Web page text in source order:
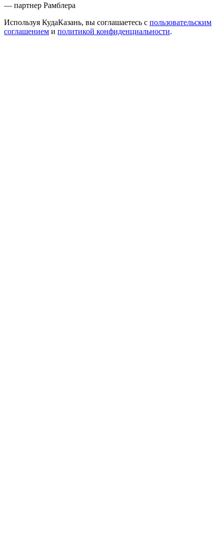
— партнер Рамблера
Используя КудаКазань, вы соглашаетесь с пользовательским
соглашением и политикой конфиденциальности.